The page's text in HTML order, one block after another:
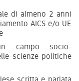
di almeno 2 anni
AICS e/o UE
in campo socio-
scienze politiche